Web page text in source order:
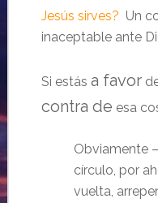
Jesús sirves? Un
inaceptable ante
Si estás a favor
contra de esa
Obviamente
círculo, por
vuelta,